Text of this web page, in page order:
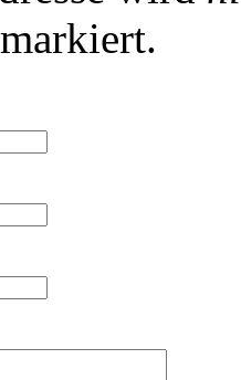
markiert.